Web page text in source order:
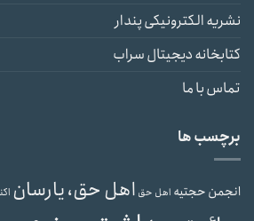
نشریه الکترونیکی پندار
کتابخانه دیجیتال سراب
تماس با ما
برچسب ها
انجمن حجتیه اهل حق اهل حق، یارسان